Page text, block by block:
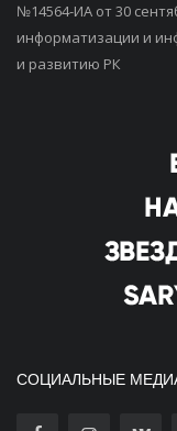
№14564-ИА от 30
информатизации и
и развитию РК
СОЦИАЛЬНЫЕ